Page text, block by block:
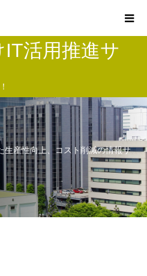
活用推進サ
生産性向上、コスト削減の情報サ